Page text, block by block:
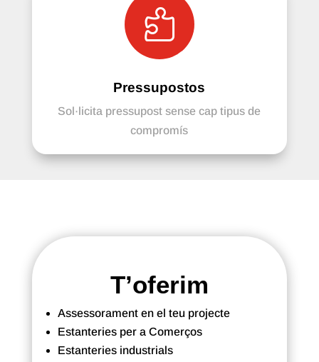

Pressupostos
Sol·licita pressupost sense cap tipus de
compromís
T’oferim
Assessorament en el teu projecte
Estanteries per a Comerços
Estanteries industrials